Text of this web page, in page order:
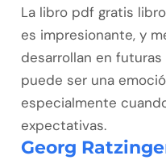
La libro pdf gratis
es impresionante, y
desarrollan en
puede ser una
especialmente
expectativas.
Georg